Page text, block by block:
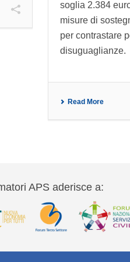
soglia 2.384
misure di
per contrastare
disuguaglianze.
Read More
APS aderisce a: